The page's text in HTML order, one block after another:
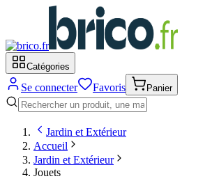
Catégories
Se connecter Favoris Panier
Jardin et Extérieur
Accueil
Jardin et Extérieur
Jouets